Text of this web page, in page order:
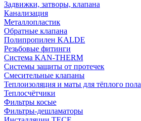
Задвижки, затворы, клапана
Канализация
Металлопластик
Обратные клапана
Полипропилен KALDE
Резьбовые фитинги
Система KAN-THERM
Системы защиты от протечек
Смесительные клапаны
Теплоизоляция и маты для тёплого пола
Теплосчётчики
Фильтры косые
Фильтры-дешламаторы